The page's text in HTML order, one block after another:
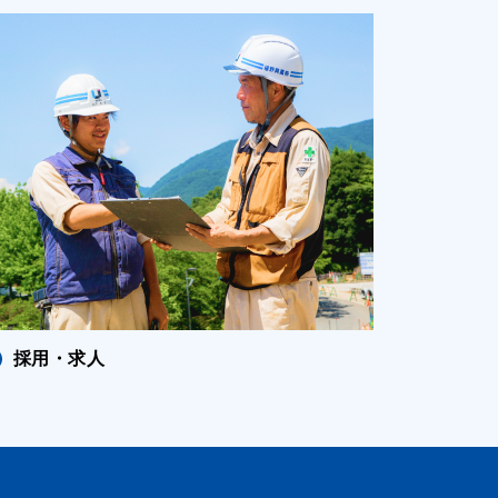
採用・求人